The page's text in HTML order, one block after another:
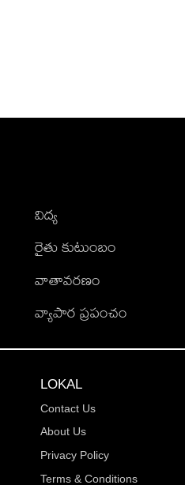
విద్య
రైతు కుటుంబం
వాతావరణం
వ్యాపార ప్రపంచం
LOKAL
Contact Us
About Us
Privacy Policy
Terms & Conditions